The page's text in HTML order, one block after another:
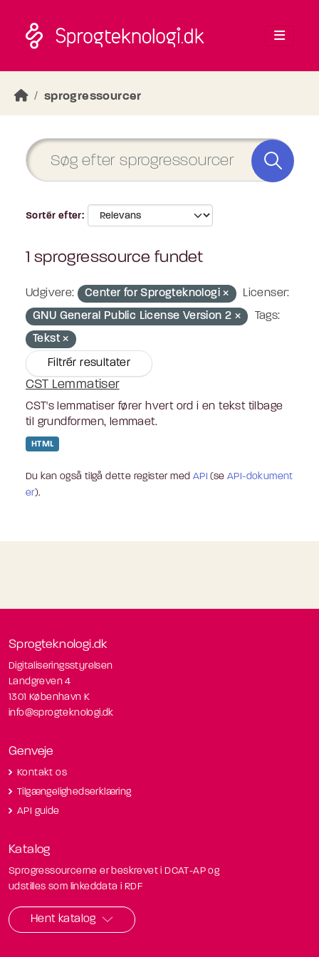
sprogressourcer
Sortér efter
1 sprogressource fundet
Udgivere: Center for Sprogteknologi
Licenser:
GNU General Public License Version 2
Tags:
Tekst
Filtrér resultater
CST Lemmatiser
CST's lemmatiser fører hvert ord i en tekst tilbage
til grundformen, lemmaet.
HTML
Du kan også tilgå dette register med API (seAPI-dokument
er).
Sprogteknologi.dk
Digitaliseringsstyrelsen
Landgreven 4
1301 København K
info@sprogteknologi.dk
Genveje
Kontakt os
Tilgængelighedserklæring
API guide
Katalog
Sprogressourcerne er beskrevet i DCAT-AP og
udstilles som linkeddata i RDF
Hent katalog